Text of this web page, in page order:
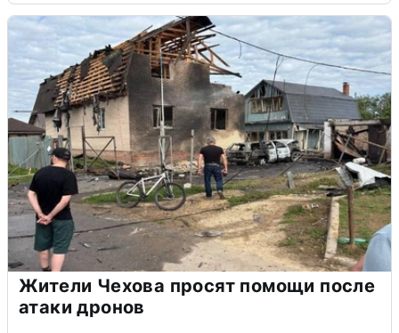
Жители Чехова просят помощи после
атаки дронов